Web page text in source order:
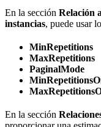
En la sección Relación
instancias, puede usar
MinRepetitions
MaxRepetitions
PaginalMode
En la sección